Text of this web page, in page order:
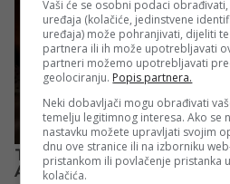
Vaši će se osobni podaci
uređaja (kolačiće, jedinstvene
uređaja) može pohranjivati, dijeliti
partnera ili ih može upotrebljavati
partneri možemo upotrebljavati
geolociranju. Popis partnera.
Neki dobavljači mogu obrađivati
temelju legitimnog interesa. Ako se
nastavku možete upravljati svojim
dnu ove stranice ili na izborniku
pristankom ili povlačenje pristanka
kolačića.